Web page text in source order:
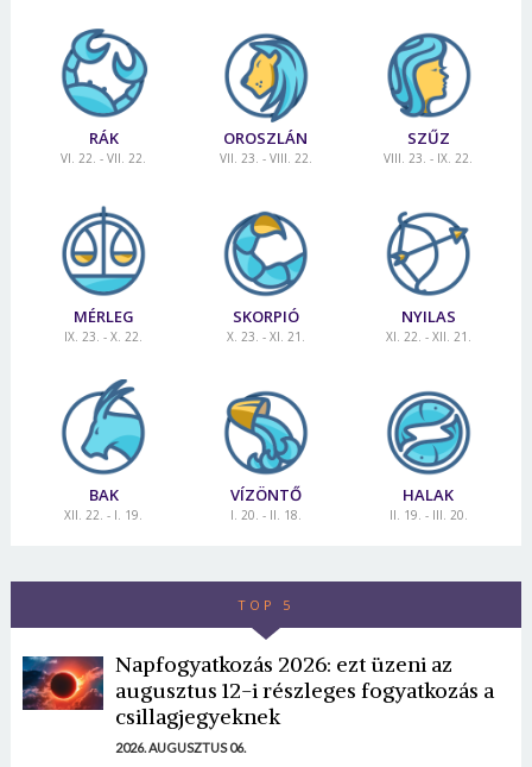
RÁK
VI. 22. - VII. 22.
OROSZLÁN
VII. 23. - VIII. 22.
SZŰZ
VIII. 23. - IX. 22.
MÉRLEG
IX. 23. - X. 22.
SKORPIÓ
X. 23. - XI. 21.
NYILAS
XI. 22. - XII. 21.
BAK
XII. 22. - I. 19.
VÍZÖNTŐ
I. 20. - II. 18.
HALAK
II. 19. - III. 20.
TOP 5
Napfogyatkozás 2026: ezt üzeni az
augusztus 12-i részleges fogyatkozás a
csillagjegyeknek
2026. AUGUSZTUS 06.